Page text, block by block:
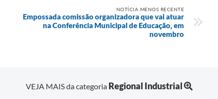
NOTÍCIA MENOS RECENTE
Empossada comissão organizadora que vai atuar
na Conferência Municipal de Educação, em
novembro
VEJA MAIS da categoria Regional Industrial